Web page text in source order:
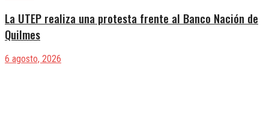
La UTEP realiza una protesta frente al Banco Nación de
Quilmes
6 agosto, 2026